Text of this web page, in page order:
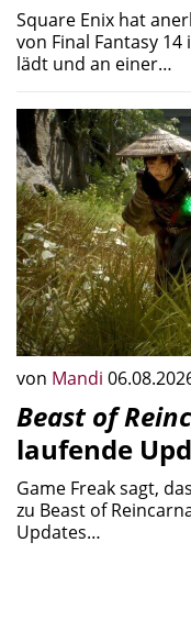
Square Enix hat
von Final Fantasy
lädt und an einer…
von Mandi
Beast of
laufende
Game Freak sagt,
zu Beast of
Updates…